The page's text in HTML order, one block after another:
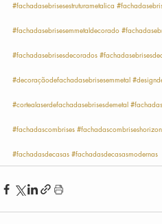
#fachadasebrisesestruturametalica
#fachadasebrisesemmetaldecorado
#fachadasebrisesdecorados
#decoraçãodefachadasebrisesemmetal
#cortealaserdefachadasebrisesdemetal
#fachadascombrises
#fachadasdecasas #fachadasdecasasmodernas